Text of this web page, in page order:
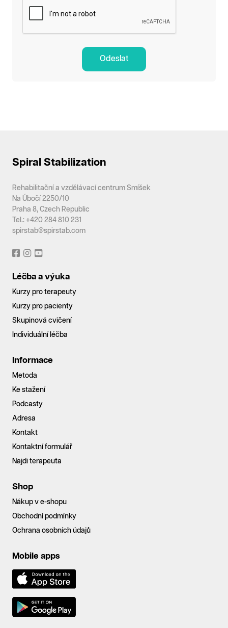
Odeslat
Spiral Stabilization
Rehabilitační a vzdělávací centrum Smíšek
Na Úbočí 2250/10
Praha 8, Czech Republic
Tel.: +420 284 810 231
spirstab@spirstab.com
Léčba a výuka
Kurzy pro terapeuty
Kurzy pro pacienty
Skupinová cvičení
Individuální léčba
Informace
Metoda
Ke stažení
Podcasty
Adresa
Kontakt
Kontaktní formulář
Najdi terapeuta
Shop
Nákup v e-shopu
Obchodní podmínky
Ochrana osobních údajů
Mobile apps